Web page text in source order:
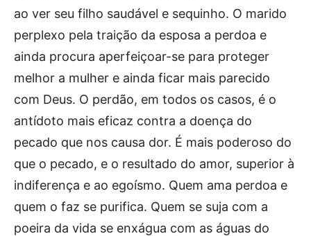
ao ver seu filho saudável e sequinho. O marido
perplexo pela traição da esposa a perdoa e
ainda procura aperfeiçoar-se para proteger
melhor a mulher e ainda ficar mais parecido
com Deus. O perdão, em todos os casos, é o
antídoto mais eficaz contra a doença do
pecado que nos causa dor. É mais poderoso do
que o pecado, e o resultado do amor, superior à
indiferença e ao egoísmo. Quem ama perdoa e
quem o faz se purifica. Quem se suja com a
poeira da vida se enxágua com as águas do